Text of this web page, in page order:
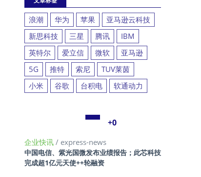
浪潮 华为 苹果
亚马逊云科技
新思科技
三星 腾讯
IBM
英特尔
爱立信 微软
亚马逊
5G
推特 索尼
TUV莱茵
小米
谷歌 台积电 软通动力
+0
企业快讯 / express-news
中国电信、紫光国微发布业绩报告；此芯科技
完成超1亿元天使++轮融资